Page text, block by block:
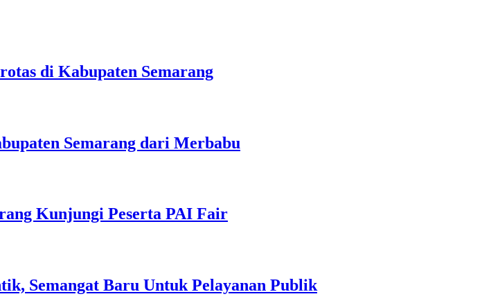
di Kabupaten Semarang
Semarang dari Merbabu
Kunjungi Peserta PAI Fair
Semangat Baru Untuk Pelayanan Publik